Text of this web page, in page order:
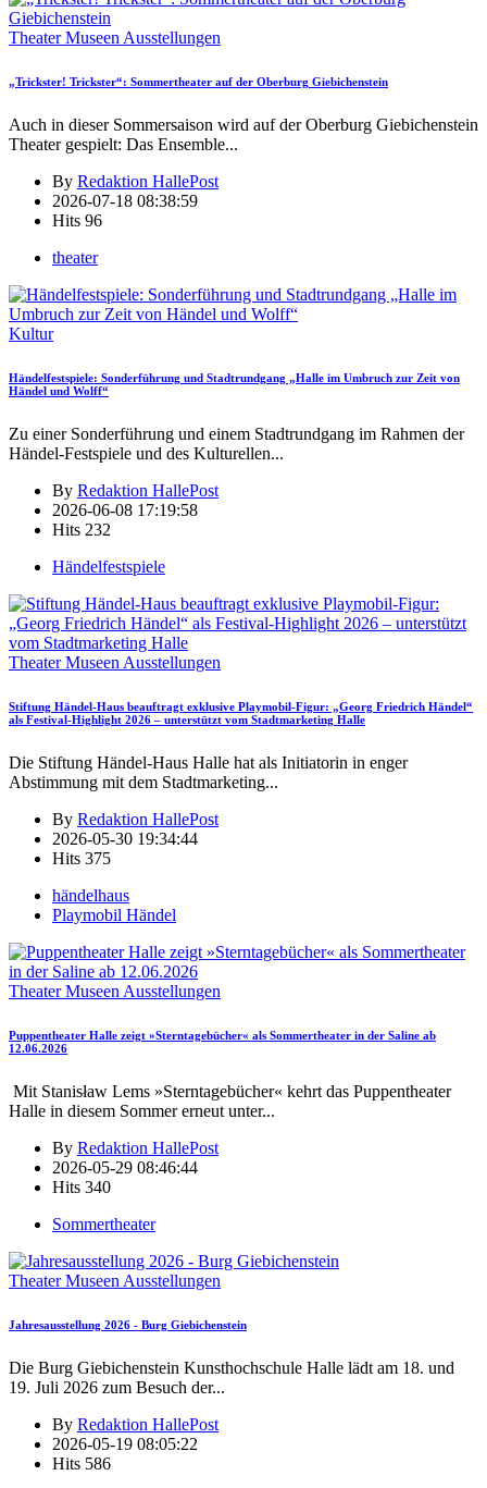
Theater Museen Ausstellungen
„Trickster! Trickster“: Sommertheater auf der Oberburg Giebichenstein
Auch in dieser Sommersaison wird auf der Oberburg Giebichenstein
Theater gespielt: Das Ensemble...
By Redaktion HallePost
2026-07-18 08:38:59
Hits 96
theater
Kultur
Händelfestspiele: Sonderführung und Stadtrundgang „Halle im Umbruch zur Zeit von
Händel und Wolff“
Zu einer Sonderführung und einem Stadtrundgang im Rahmen der
Händel-Festspiele und des Kulturellen...
By Redaktion HallePost
2026-06-08 17:19:58
Hits 232
Händelfestspiele
Theater Museen Ausstellungen
Stiftung Händel-Haus beauftragt exklusive Playmobil-Figur: „Georg Friedrich Händel“
als Festival-Highlight 2026 – unterstützt vom Stadtmarketing Halle
Die Stiftung Händel-Haus Halle hat als Initiatorin in enger
Abstimmung mit dem Stadtmarketing...
By Redaktion HallePost
2026-05-30 19:34:44
Hits 375
händelhaus
Playmobil Händel
Theater Museen Ausstellungen
Puppentheater Halle zeigt »Sterntagebücher« als Sommertheater in der Saline ab
12.06.2026
Mit Stanisław Lems »Sterntagebücher« kehrt das Puppentheater
Halle in diesem Sommer erneut unter...
By Redaktion HallePost
2026-05-29 08:46:44
Hits 340
Sommertheater
Theater Museen Ausstellungen
Jahresausstellung 2026 - Burg Giebichenstein
Die Burg Giebichenstein Kunsthochschule Halle lädt am 18. und
19. Juli 2026 zum Besuch der...
By Redaktion HallePost
2026-05-19 08:05:22
Hits 586